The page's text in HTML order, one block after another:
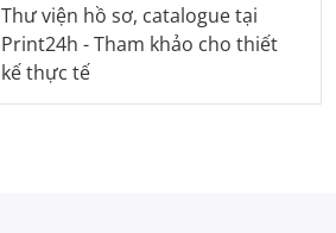
Thư viện hồ sơ, catalogue tại
Print24h - Tham khảo cho thiết
kế thực tế